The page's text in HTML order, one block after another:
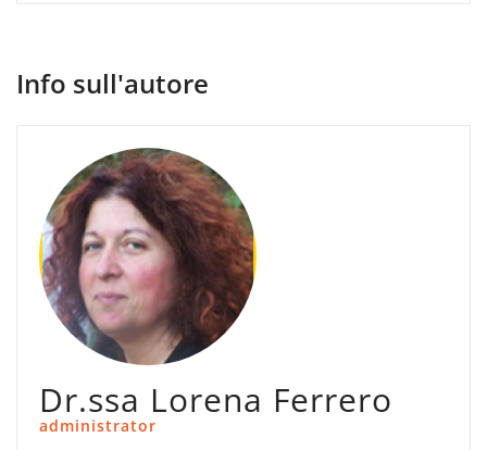
Info sull'autore
Dr.ssa Lorena Ferrero
administrator